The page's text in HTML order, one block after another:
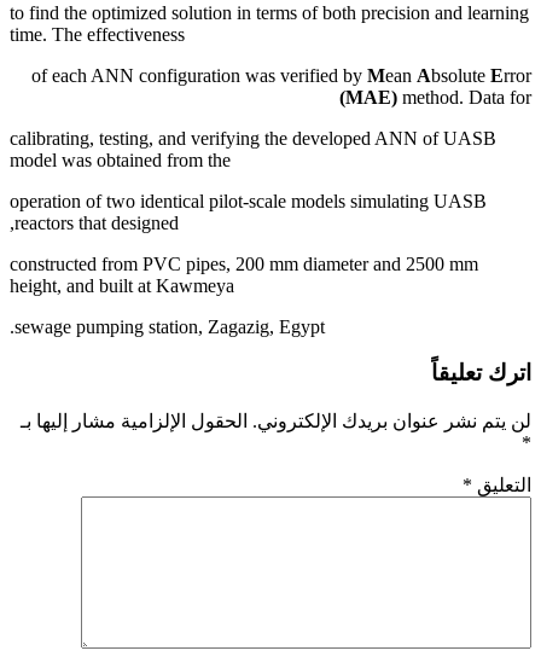
to find the optimized solution in terms of both precision and learning
time. The effectiveness
of each ANN configuration was verified by Mean Absolute Error
(MAE) method. Data for
calibrating, testing, and verifying the developed ANN of UASB
model was obtained from the
operation of two identical pilot-scale models simulating UASB
reactors that designed,
constructed from PVC pipes, 200 mm diameter and 2500 mm
height, and built at Kawmeya
sewage pumping station, Zagazig, Egypt.
اترك تعليقاً
لن يتم نشر عنوان بريدك الإلكتروني. الحقول الإلزامية مشار إليها بـ
*
التعليق *